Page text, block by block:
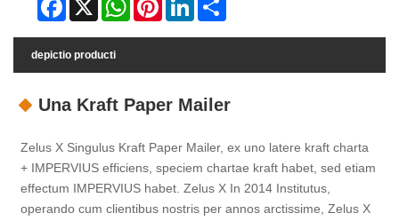
depictio producti
Una Kraft Paper Mailer
Zelus X Singulus Kraft Paper Mailer, ex uno latere kraft charta
+ IMPERVIUS efficiens, speciem chartae kraft habet, sed etiam
effectum IMPERVIUS habet. Zelus X In 2014 Institutus,
operando cum clientibus nostris per annos arctissime, Zelus X